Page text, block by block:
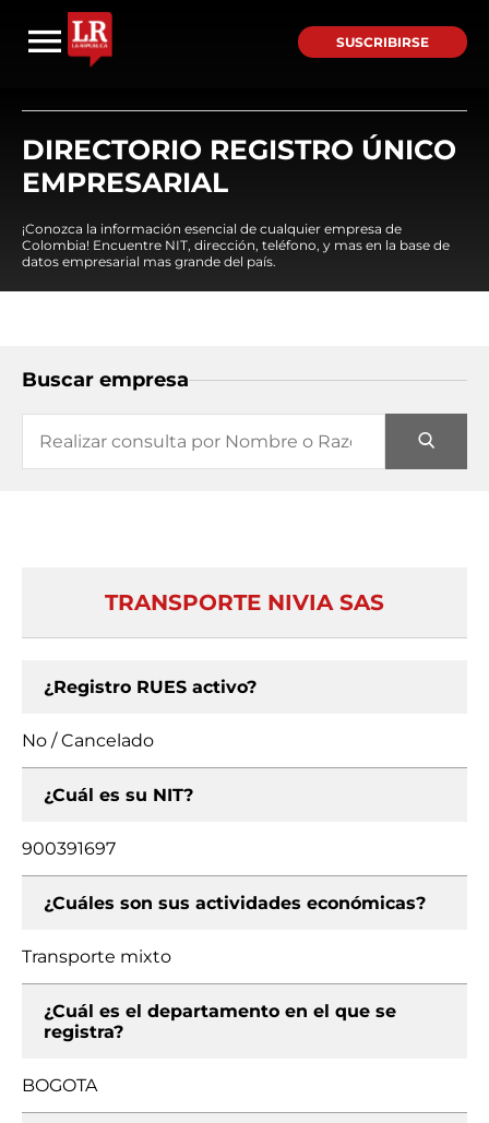
SUSCRIBIRSE
DIRECTORIO REGISTRO ÚNICO
EMPRESARIAL
¡Conozca la información esencial de cualquier empresa de
Colombia! Encuentre NIT, dirección, teléfono, y mas en la base de
datos empresarial mas grande del país.
Buscar empresa
TRANSPORTE NIVIA SAS
¿Registro RUES activo?
No / Cancelado
¿Cuál es su NIT?
900391697
¿Cuáles son sus actividades económicas?
Transporte mixto
¿Cuál es el departamento en el que se
registra?
BOGOTA